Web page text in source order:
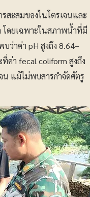
สะสมของไนโตรเจนและ
ดยเฉพาะในสภาพน้ำที่มี
าค่า pH สูงถึง 8.64–
ค่า fecal coliform สูงถึง
น แม้ไม่พบสารกำจัดศัตรู